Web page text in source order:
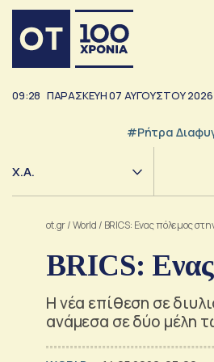
09:28 ΠΑΡΑΣΚΕΥΗ07 ΑΥΓΟΥΣΤΟΥ2026
#ρήτρα
Χ.Α.
ot.gr/World / BRICS: Ενας πόλεμος
BRICS: Ενας
Η νέα επίθεση σε
ανάμεσα σε δύο μέλη